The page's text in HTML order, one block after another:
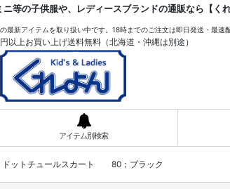
等の子供服や、レディースブランドの通販なら【くれ
最新アイテムを取り扱い中です。18時までのご注文は即日発送・最速
以上お買い上げ送料無料（北海道・沖縄は別途）
アイテム別検索
ットチュールスカート 80；ブラック